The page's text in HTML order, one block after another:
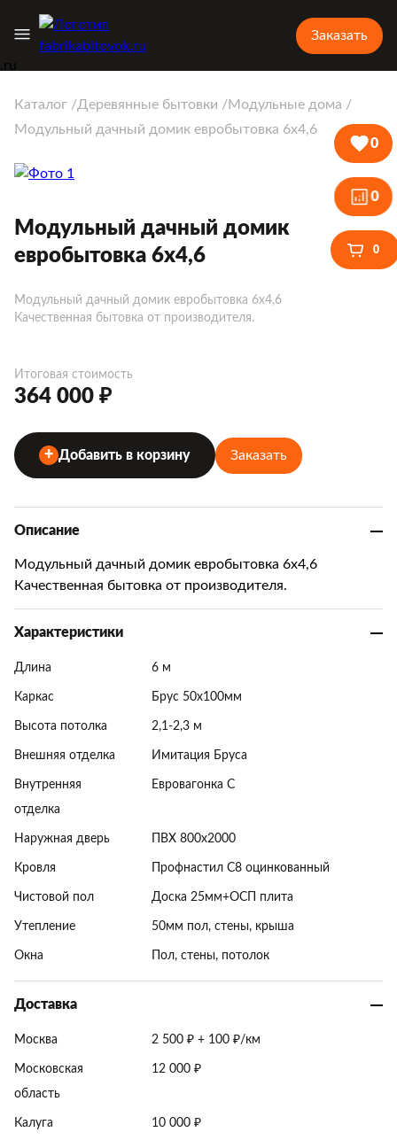
Заказать
Каталог Деревянные бытовки
Модульные дома
Модульный дачный домик евробытовка 6х4,6
Модульный дачный домик
евробытовка 6х4,6
Модульный дачный домик евробытовка 6х4,6
Качественная бытовка от производителя.
Итоговая стоимость
364 000 ₽
Добавить в корзину Заказать
Описание
Модульный дачный домик евробытовка 6х4,6
Качественная бытовка от производителя.
Характеристики
Длина 6 м
Каркас Брус 50х100мм
Высота потолка 2,1-2,3 м
Внешняя отделка Имитация Бруса
Внутренняя
отделка
Евровагонка С
Наружная дверь ПВХ 800x2000
Кровля Профнастил С8 оцинкованный
Чистовой пол Доска 25мм+ОСП плита
Утепление 50мм пол, стены, крыша
Окна Пол, стены, потолок
Доставка
Москва 2 500 ₽ + 100 ₽/км
Московская
область
12 000 ₽
Калуга 10 000 ₽
0
0
0